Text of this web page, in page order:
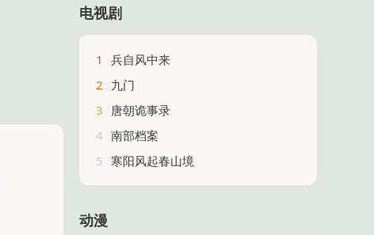
电视剧
1
兵自风中来
2 九门
3 唐朝诡事录
4 南部档案
5 寒阳风起春山境
动漫